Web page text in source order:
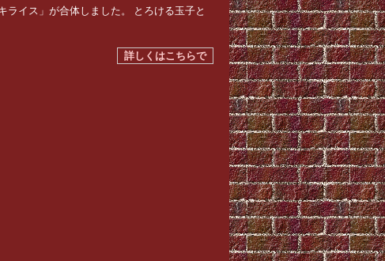
ライス」が合体しました。 とろける玉子と
詳しくはこちらで